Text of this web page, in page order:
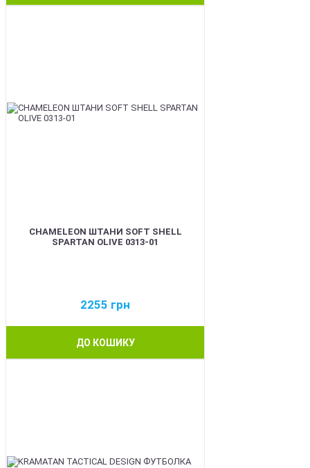
CHAMELEON ШТАНИ SOFT SHELL
SPARTAN OLIVE 0313-01
2255 грн
ДО КОШИКУ